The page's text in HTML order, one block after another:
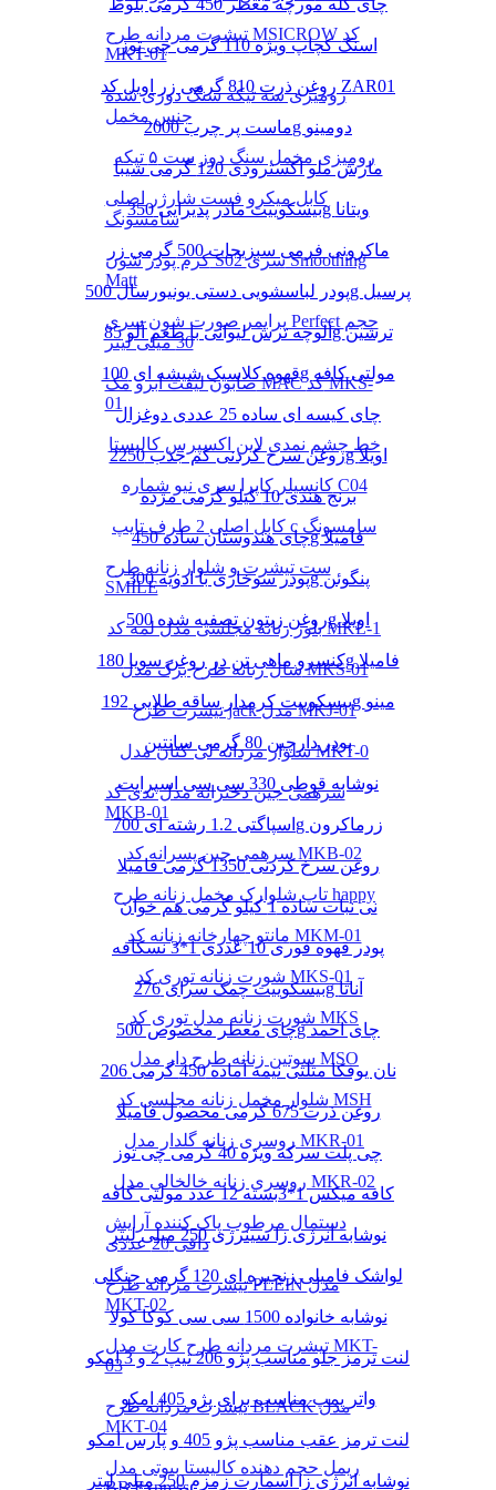
تیشرت مردانه طرح MSICROW کد
MKT-01
رومیزی سه تیکه سنگ دوزی شده
جنس مخمل
رومیزی مخمل سنگ دوز ست ۵ تیکه
کابل میکرو فست شارژر اصلی
سامسونگ
کرم پودر شون S02 سری Smoothing
Matt
پرایمر صورت شون سری Perfect حجم
30 میلی لیتر
صابون لیفت ابرو مک MAC کد MKS-
01
خط چشم نمدی لاین اکسپرس کالیستا
کانسیلر کاپرا سری نیو شماره C04
کابل اصلی 2 طرف تایپ c سامسونگ
ست تیشرت و شلوار زنانه طرح
SMILE
بلوز زنانه مجلسی مدل لمه کد MKL-1
شال زنانه طرح برگ مدل MKS-01
تیشرت طرح jack مدل MKJ-01
شلوار مردانه لی کتان مدل MKT-0
سرهمی جین دخترانه مدل تدی کد
MKB-01
سرهمی جین پسرانه کد MKB-02
تاپ شلوارک مخمل زنانه طرح happy
مانتو چهارخانه زنانه کد MKM-01
شورت زنانه توری کد MKS-01
شورت زنانه مدل توری کد MKS
سوتین زنانه طرح دار مدل MSO
شلوار مخمل زنانه مجلسی کد MSH
روسری زنانه گلدار مدل MKR-01
روسری زنانه خالخالی مدل MKR-02
دستمال مرطوب پاک کننده آرایش
دافی 20 عددی
تیشرت مردانه طرح PLEIN مدل
MKT-02
تیشرت مردانه طرح کارت مدل MKT-
03
تیشرت مردانه طرح BLACK مدل
MKT-04
ریمل حجم دهنده کالیستا بیوتی مدل
چای کله مورچه معطر 450 گرمی بلوط
اسنک کچاپ ویژه 110 گرمی چی توز
روغن ذرت 810 گرمی زر اویل کد ZAR01
ماست پر چرب 2000g دومینو
مارش ملو اکسترودی 120 گرمی شیبا
بیسکوییت مادر پذیرایی 350g ویتانا
ماکرونی فرمی سبزیجات 500 گرمی زر
پودر لباسشویی دستی یونیورسال 500g پرسیل
آلوچه ترش لیوانی با طعم آلو 85g ترشین
قهوه کلاسیک شیشه ای 100g مولتی کافه
چای کیسه ای ساده 25 عددی دوغزال
روغن سرخ کردنی کم جذب 2250g اویلا
برنج هندی 10 کیلو گرمی مژده
چای هندوستان ساده 450g فامیلا
پودر سوخاری با ادویه 300g پنگوئن
روغن زیتون تصفیه شده 500g اویلا
کنسرو ماهی تن در روغن سویا 180g فامیلا
بیسکوییت کرمدار ساقه طلایی 192g مینو
پودر دارچین 80 گرمی سانتین
نوشابه قوطی 330 سی سی اسپرایت
اسپاگتی 1.2 رشته ای 700g زرماکرون
روغن سرخ کردنی 1350 گرمی فامیلا
نی نبات ساده 1 کیلو گرمی هم خوان
پودر قهوه فوری 10 عددی 1*3 نسکافه
بیسکوییت چمک سرای 276g آناتا
چای معطر مخصوص 500g چای احمد
نان یوفکا مثلثی نیمه آماده 450 گرمی 206
روغن ذرت 675 گرمی محصول فامیلا
چی پلت سرکه ویژه 40 گرمی چی توز
کافه میکس 1*3بسته 12 عدد مولتی کافه
نوشابه انرژی زا سینرژی 250 میلی لیتر
لواشک فامیلی زنجیره ای 120 گرمی جنگلی
نوشابه خانواده 1500 سی سی کوکا کولا
لنت ترمز جلو مناسب پژو 206 تیپ 2 و 3 امکو
واتر پمپ مناسب برای پژو 405 امکو
لنت ترمز عقب مناسب پژو 405 و پارس امکو
نوشابه انرژی زا اسمارت زمزم 250 میلی لیتر